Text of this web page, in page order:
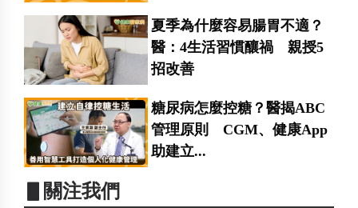
夏季為什麼容易腸胃不適？
醫：4生活習慣釀禍 親授5
招改善
糖尿病怎麼控糖？醫揭ABC
管理原則 CGM、健康App
助建立...
▋關注我們